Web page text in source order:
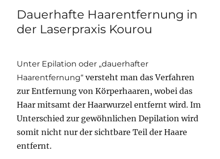
Dauerhafte Haarentfernung in
der Laserpraxis Kourou
Unter Epilation oder „dauerhafter
Haarentfernung“versteht man das Verfahren
zur Entfernung von Körperhaaren, wobei das
Haar mitsamt der Haarwurzel entfernt wird. Im
Unterschied zur gewöhnlichen Depilation wird
somit nicht nur der sichtbare Teil der Haare
entfernt.